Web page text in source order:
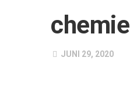
chemie
JUNI 29, 2020